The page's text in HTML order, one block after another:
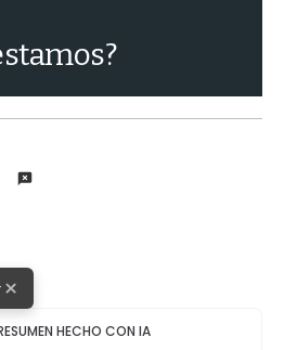
×
HECHO CON IA